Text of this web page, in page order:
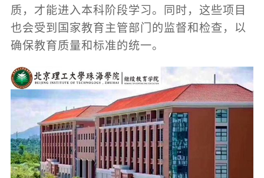
质，才能进入本科阶段学习。同时，这些项目
也会受到国家教育主管部门的监督和检查，以
确保教育质量和标准的统一。